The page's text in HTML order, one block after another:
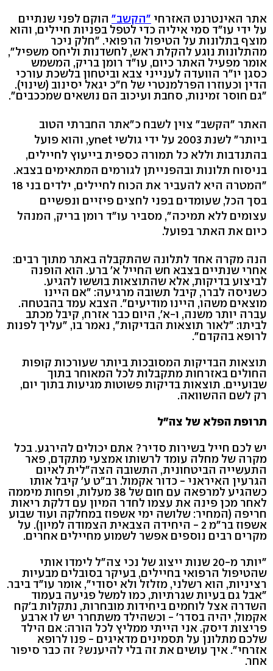
אתר האינטרנט האזרחי "הקשב" הוקם לפני שנתיים
על ידי עו"ד סמי איליה כדי לטפל בפניות חיילים, והוא
מוצף בתלונות על הטיפול הרפואי. "חלק ניכר
מהתלונות נוגע להקלת ראש, לחשדנות וליחס משפיל",
אומר מפעיל האתר כיום, עו"ד רומן בריק, המשמש
כסגן יו"ר הוועדה לענייני צבא וביטחון בלשכת עורכי
הדין וכעוזרו הפרלמנטרי של ח"כ יגאל יסינוב (שינוי).
"גם חוסר זמינות, סחבת ועיכוב הם נושאים שמככבים".
האתר "הקשב" צוין לשבח כ"אתר החברתי הטוב
ביותר" לשנת 2003 על ידי גולשי ynet, והוא פועל
בהתנדבות וללא כל תמורה כספית בייעוץ לחיילים,
בניסוח תלונות ובהפנייתן לגורמים המתאימים בצבא.
"המטרה היא להעביר את הכוח לחיילים, ילדים בני 18
בסך הכל, שעומדים בפני לחצים פיזיים ונפשיים
עצומים ללא תמיכה", מסביר עו"ד רומן בריק, המנהל
כיום את האתר בפועל.
הנה מקרה אחד לתלונה שהתקבלה באתר מתוך רבים:
אחרי שנתיים בצבא חש החייל א' ברע. הוא הופנה
לביצוע בדיקות, אלא שהתוצאות בוששו להגיע.
כשניסה לברר, קיבל תשובה מרגיעה: "אם היינו
מוצאים משהו, היינו מודיעים". הצבא עמד בהבטחה.
עברה יותר משנה, ו-א', היום כבר אזרח, קיבל מכתב
לביתו: "לאור תוצאות הבדיקות", נאמר בו, "עליך לפנות
לרופא בהקדם".
תוצאות הבדיקות המסובכות ביותר שעורכות קופות
החולים באזרחות מתקבלות לכל המאוחר בתוך
שבועיים. תוצאות בדיקות פשוטות מגיעות בתוך יום,
רק לשם ההשוואה.
תרופת הפלא של צה"ל
יש לכם חייל בשירות סדיר? אתם יכולים להירגע. בכל
מקרה של מחלה עומד לרשותו אמצעי מתקדם, פאר
התעשייה הביטחונית, התשובה הצה"לית לאיום
הגרעין האיראני - כדור אקמול. רב"ט ע' קיבל אותו
כשהגיע למרפאה עם חום של 38 מעלות, ופחות מיממה
לאחר מכן פינה את עצמו לחדר המיון עם דלקת ריאות
חריפה (המחיר: שלושה ימי אשפוז במחלקה ועוד שבוע
אשפוז בר"מ 2 - היחידה הצבאית הצמודה למיון). על
מקרים רבים נוספים אפשר לשמוע מחיילים אחרים.
"יותר מ-20 שנות ייצוג של נכי צה"ל לימדו אותי
שהטיפול הרפואי בחיילים, בעיקר בסובלים מבעיות
רציניות, הוא רשלני, מזלזל ולא יסודי", אומר עו"ד ביבר.
"אבל גם בעיות שגרתיות, כמו למשל פגיעה בעמוד
השדרה אצל לוחמים ביחידות מובחרות, נתקלות ב'קח
אקמול, יהיה בסדר' - וכשהילד משתחרר יש לו ארבע
פריצות דיסק. אני הייתי ממליץ לכל הורה: אם הילד
שלכם מתלונן על תסמינים מדאיגים - פנו לרופא
אזרחי". איך עושים את זה בלי להיענש? זה כבר סיפור
אחר.